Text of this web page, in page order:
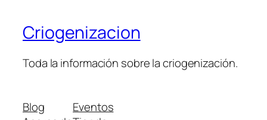
Criogenizacion
Toda la información sobre la criogenización.
Blog
Eventos